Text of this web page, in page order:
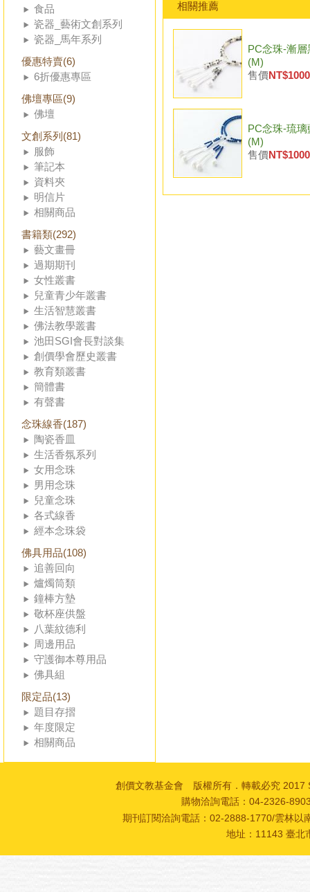
食品
瓷器_藝術文創系列
瓷器_馬年系列
優惠特賣(6)
6折優惠專區
佛壇專區(9)
佛壇
文創系列(81)
服飾
筆記本
資料夾
明信片
相關商品
書籍類(292)
藝文畫冊
過期期刊
女性叢書
兒童青少年叢書
生活智慧叢書
佛法教學叢書
池田SGI會長對談集
創價學會歷史叢書
教育類叢書
簡體書
有聲書
念珠線香(187)
陶瓷香皿
生活香氛系列
女用念珠
男用念珠
兒童念珠
各式線香
經本念珠袋
佛具用品(108)
追善回向
爐燭筒類
鐘棒方墊
敬杯座供盤
八葉紋德利
周邊用品
守護御本尊用品
佛具組
限定品(13)
題目存摺
年度限定
相關商品
相關推薦
PC念珠-漸層
(M)
售價NT$1000
PC念珠-琉璃
(M)
售價NT$1000
創價文教基金會 版權所有．轉載必究 2017
購物洽詢電話：04-2326-
期刊訂閱洽詢電話：02-2888-1770/雲林
地址：11143 臺北